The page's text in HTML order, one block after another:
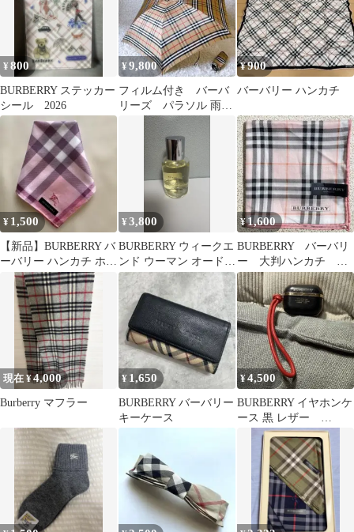
¥800
BURBERRY ステッカー
シール 2026
¥9,800
フィルム付き バーバ
リーズ パラソル 雨
傘 折りたたみ ノバ
チェック
¥900
バーバリー ハンカチ
¥ 1,500
【新品】BURBERRY バ
ーバリー ハンカチ ホー
ス刺繍 ピンクノバチェ
ック
¥3,800
BURBERRY ウィークエ
ンド ウーマン オードパ
ルファム 50ml
¥1,600
BURBERRY バーバリ
ー 大判ハンカチ ノ
バチェック ピンク
系 約57cm
現在 ¥4,000
Burberry マフラー
¥ 1,650
BURBERRY バーバリー
キーケース
¥4,500
BURBERRY イヤホンケ
ース 黒 レザー
AirPods